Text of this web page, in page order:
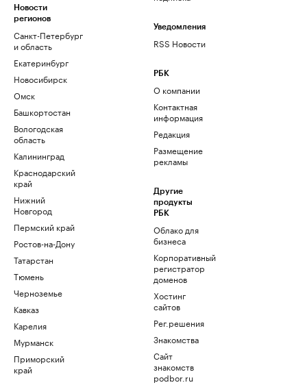
Новости
регионов
Санкт-Петербург
и область
Екатеринбург
Новосибирск
Омск
Башкортостан
Вологодская
область
Калининград
Краснодарский
край
Нижний
Новгород
Пермский край
Ростов-на-Дону
Татарстан
Тюмень
Черноземье
Кавказ
Карелия
Мурманск
Приморский
край
Уведомления
RSS Новости
РБК
О компании
Контактная
информация
Редакция
Размещение
рекламы
Другие
продукты
РБК
Облако для
бизнеса
Корпоративный
регистратор
доменов
Хостинг
сайтов
Рег.решения
Знакомства
Сайт
знакомств
podbor.ru